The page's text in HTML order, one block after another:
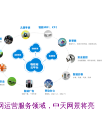
运营服务领域，中天网景将亮